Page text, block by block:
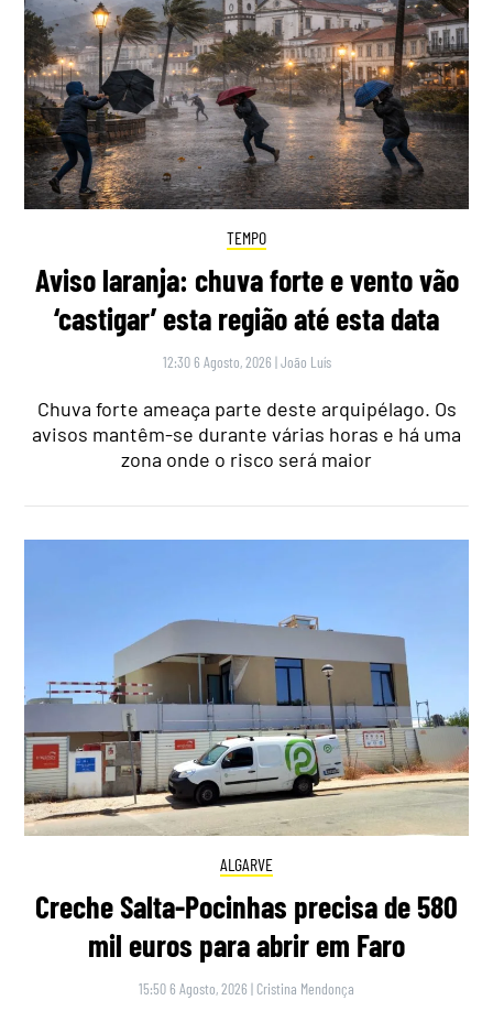
TEMPO
Aviso laranja: chuva forte e vento vão
‘castigar’ esta região até esta data
12:30 6 Agosto, 2026 |João Luís
Chuva forte ameaça parte deste arquipélago. Os
avisos mantêm-se durante várias horas e há uma
zona onde o risco será maior
ALGARVE
Creche Salta-Pocinhas precisa de 580
mil euros para abrir em Faro
15:50 6 Agosto, 2026 | Cristina Mendonça